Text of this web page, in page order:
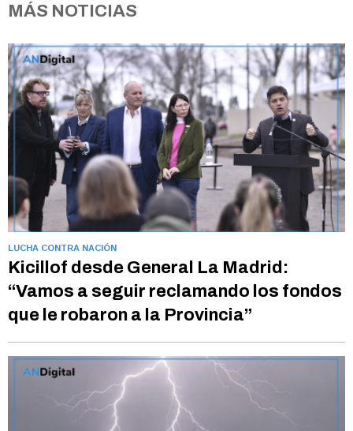
MÁS NOTICIAS
LUCHA CONTRA NACIÓN
Kicillof desde General La Madrid:
“Vamos a seguir reclamando los fondos
que le robaron a la Provincia”